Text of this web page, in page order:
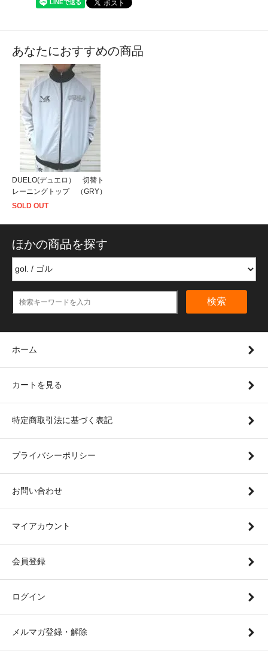
あなたにおすすめの商品
DUELO(デュエロ） 切替ト
レーニングトップ （GRY）
SOLD OUT
ほかの商品を探す
検索
ホーム
カートを見る
特定商取引法に基づく表記
プライバシーポリシー
お問い合わせ
マイアカウント
会員登録
ログイン
メルマガ登録・解除